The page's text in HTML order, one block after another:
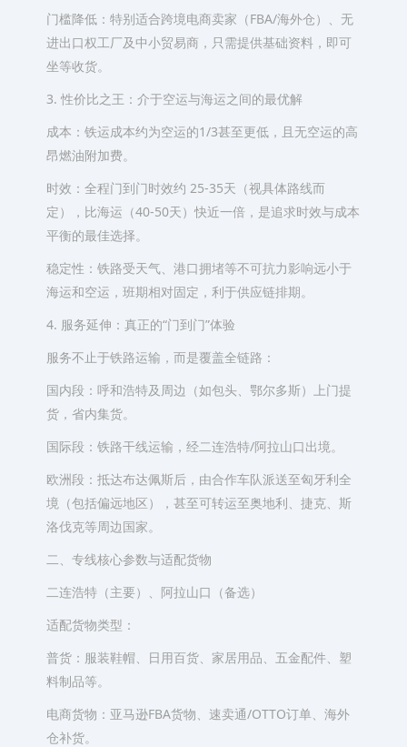
门槛降低：特别适合跨境电商卖家（FBA/海外仓）、无
进出口权工厂及中小贸易商，只需提供基础资料，即可
坐等收货。
3. 性价比之王：介于空运与海运之间的最优解
成本：铁运成本约为空运的1/3甚至更低，且无空运的高
昂燃油附加费。
时效：全程门到门时效约 25-35天（视具体路线而
定），比海运（40-50天）快近一倍，是追求时效与成本
平衡的最佳选择。
稳定性：铁路受天气、港口拥堵等不可抗力影响远小于
海运和空运，班期相对固定，利于供应链排期。
4. 服务延伸：真正的“门到门”体验
服务不止于铁路运输，而是覆盖全链路：
国内段：呼和浩特及周边（如包头、鄂尔多斯）上门提
货，省内集货。
国际段：铁路干线运输，经二连浩特/阿拉山口出境。
欧洲段：抵达布达佩斯后，由合作车队派送至匈牙利全
境（包括偏远地区），甚至可转运至奥地利、捷克、斯
洛伐克等周边国家。
二、专线核心参数与适配货物
二连浩特（主要）、阿拉山口（备选）
适配货物类型：
普货：服装鞋帽、日用百货、家居用品、五金配件、塑
料制品等。
电商货物：亚马逊FBA货物、速卖通/OTTO订单、海外
仓补货。